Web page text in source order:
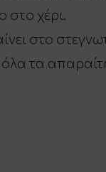
στο χέρι.
στο
τα